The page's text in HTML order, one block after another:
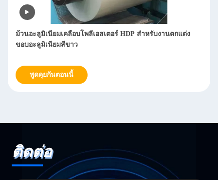
ม้วนอะลูมิเนียมเคลือบโพลีเอสเตอร์ HDP สำหรับงานตกแต่ง
ขอบอะลูมิเนียมสีขาว
พูดคุยกันตอนนี้
ติดต่อ